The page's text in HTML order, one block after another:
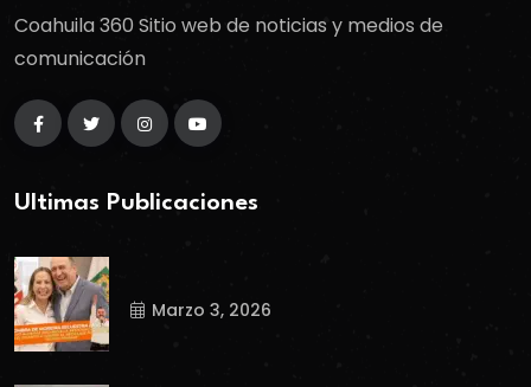
Coahuila 360 Sitio web de noticias y medios de
comunicación
Ultimas Publicaciones
Marzo 3, 2026